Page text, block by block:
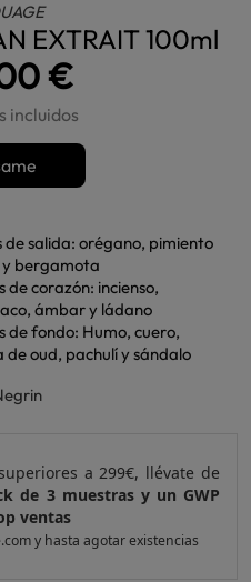
EXTRAIT 100ml
€
incluidos
de salida: orégano, pimiento
bergamota
de corazón: incienso,
ámbar y ládano
de fondo: Humo, cuero,
de oud, pachulí y sándalo
a 299€, llévate de
de 3 muestras y un GWP
ventas
y hasta agotar existencias